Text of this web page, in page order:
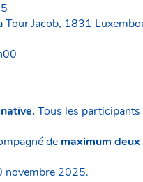
Tour Jacob, 1831
Tous les
de maximum
novembre 2025.